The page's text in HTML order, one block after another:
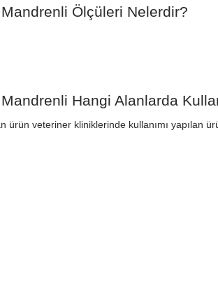
Ölçüleri Nelerdir?
Hangi Alanlarda
ürün veteriner kliniklerinde kullanımı yapılan